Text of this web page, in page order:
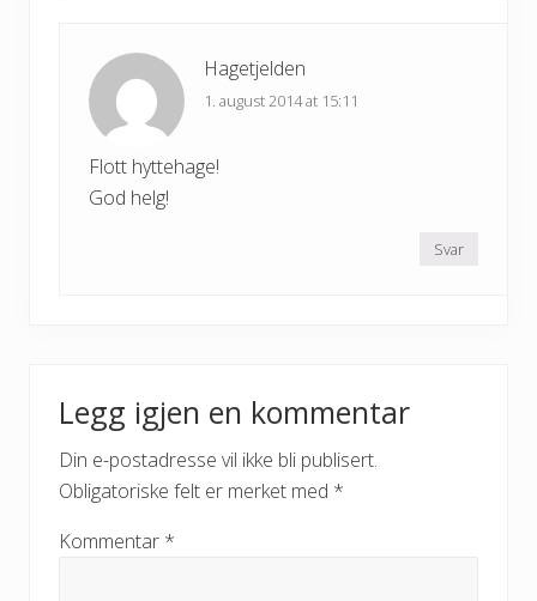
Hagetjelden
1. august 2014 at 15:11
Flott hyttehage!
God helg!
Svar
Legg igjen en kommentar
Din e-postadresse vil ikke bli publisert.
Obligatoriske felt er merket med *
Kommentar *